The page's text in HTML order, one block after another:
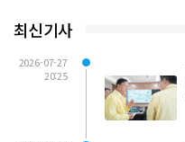
최신기사
2026-07-27
20:25